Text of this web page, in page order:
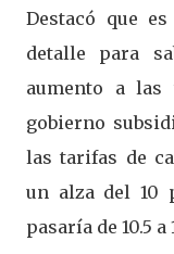
Destacó que
detalle para
aumento a
gobierno
las tarifas de
un alza del 10
pasaría de 10.5 a